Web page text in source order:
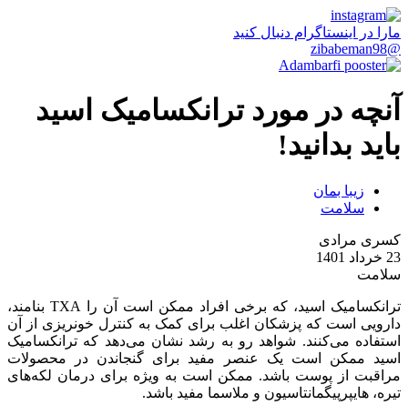
مارا در اینستاگرام دنبال کنید
@zibabeman98
آنچه در مورد ترانکسامیک اسید
باید بدانید!
زیبا بمان
سلامت
کسری مرادی
23 خرداد 1401
سلامت
ترانکسامیک اسید، که برخی افراد ممکن است آن را TXA بنامند،
دارویی است که پزشکان اغلب برای کمک به کنترل خونریزی از آن
استفاده می‌کنند. شواهد رو به رشد نشان می‌دهد که ترانکسامیک
اسید ممکن است یک عنصر مفید برای گنجاندن در محصولات
مراقبت از پوست باشد. ممکن است به ویژه برای درمان لکه‌های
تیره، هایپرپیگمانتاسیون و ملاسما مفید باشد.